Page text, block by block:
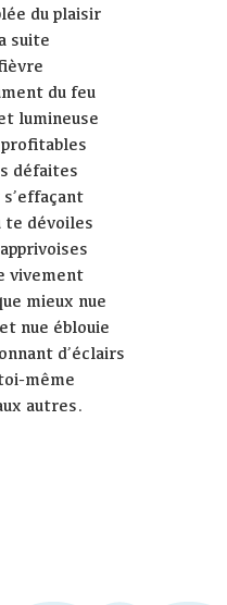
du plaisir
suite
du feu
lumineuse
défaites
te dévoiles
vivement
mieux nue
nue éblouie
d’éclairs
même
autres.